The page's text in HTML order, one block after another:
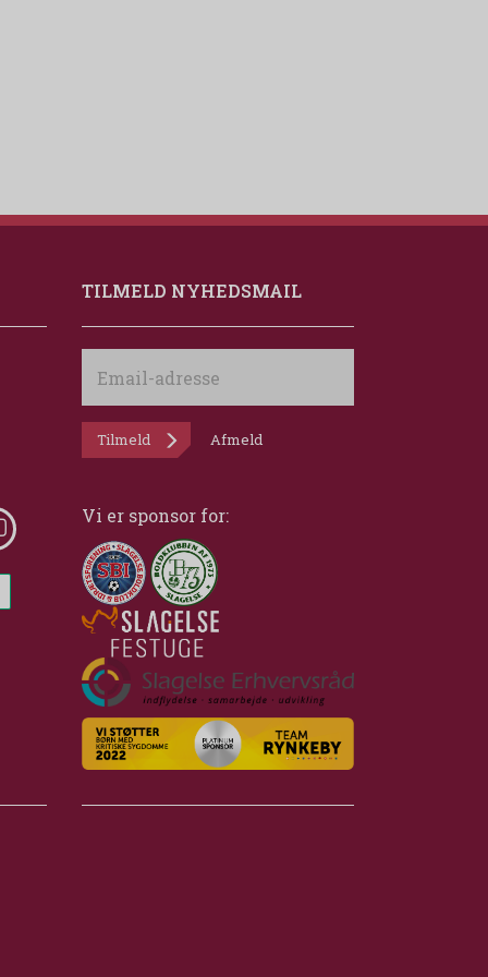
TILMELD NYHEDSMAIL
adresse
Tilmeld Afmeld
Vi er sponsor for: